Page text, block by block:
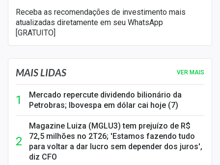
Receba as recomendações de investimento mais
atualizadas diretamente em seu WhatsApp
[GRATUITO]
MAIS LIDAS VER MAIS
Mercado repercute dividendo bilionário da
Petrobras; Ibovespa em dólar cai hoje (7)
Magazine Luiza (MGLU3) tem prejuízo de R$
72,5 milhões no 2T26; 'Estamos fazendo tudo
para voltar a dar lucro sem depender dos juros',
diz CFO